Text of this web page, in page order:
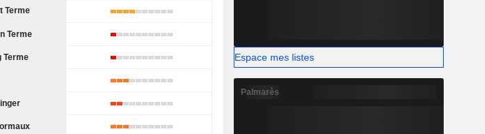
Terme
Terme
Terme Espace mes listes
Palmarès